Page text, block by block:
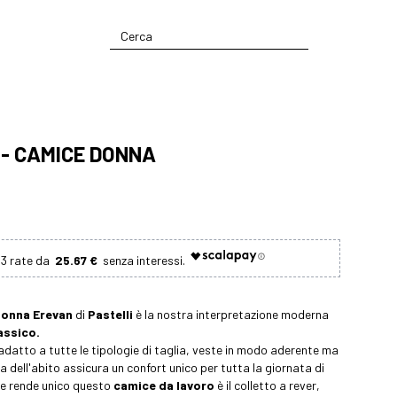
CAMICE DONNA
25.67 €
Erevan di Pastelli è la nostra interpretazione moderna
a tutte le tipologie di taglia, veste in modo aderente ma
dell'abito assicura un confort unico per tutta la giornata di
rende unico questo camice da lavoro è il colletto a rever,